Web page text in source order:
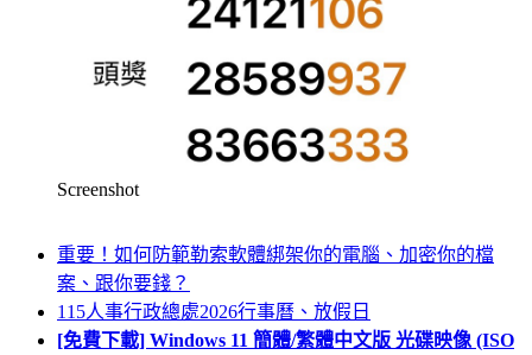
Screenshot
重要！如何防範勒索軟體綁架你的電腦、加密你的檔
案、跟你要錢？
115人事行政總處2026行事曆、放假日
[免費下載] Windows 11 簡體/繁體中文版 光碟映像 (ISO